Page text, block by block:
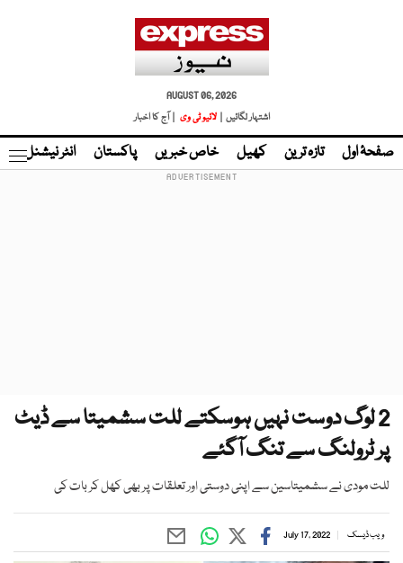
AUGUST 06, 2026
اشتہار لگائیں |
لائیو ٹی وی | آج کا اخبار
صفحۂ اول تازہ ترین کھیل خاص خبریں پاکستان انٹر نیشنل
2 لوگ دوست نہیں ہوسکتے للت سشمیتا سے ڈیٹ
پر ٹرولنگ سے تنگ آگئے
للت مودی نے سشمیتاسین سے اپنی دوستی اور تعلقات پر بھی کھل کر بات کی
ویب ڈیسک July 17, 2022